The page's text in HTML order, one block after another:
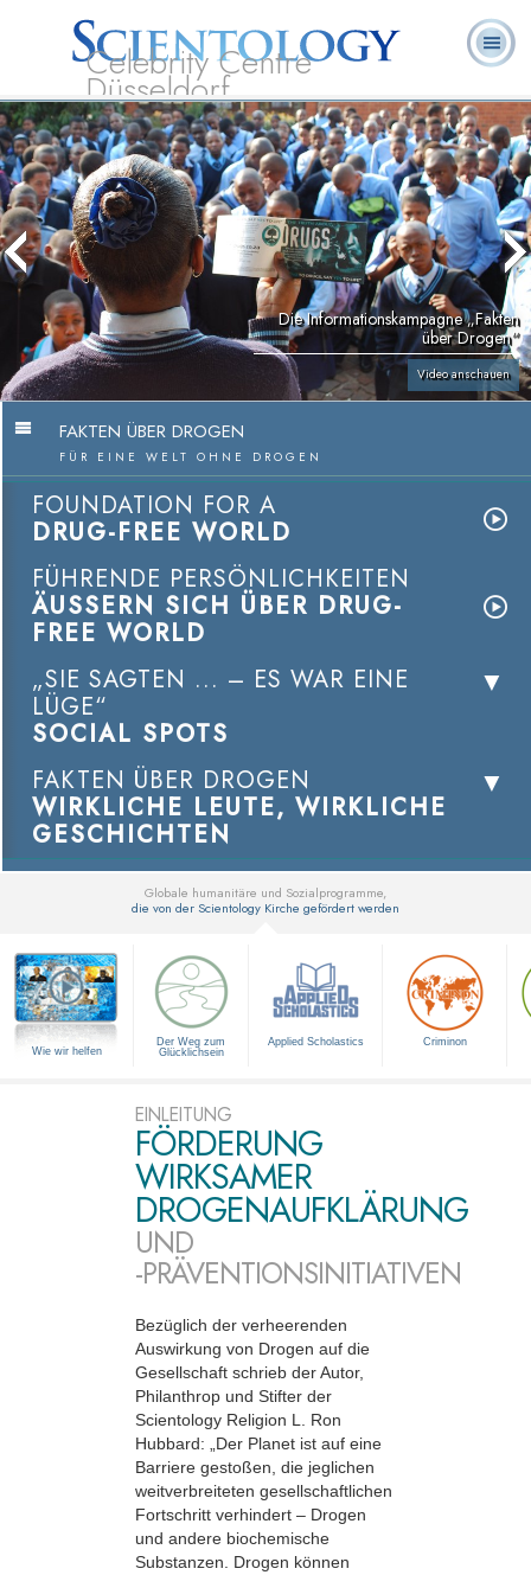
Celebrity Centre
Düsseldorf
L. Ron
Hubbard
Was ist
Scientology?
Ehrenamtliche
Geistliche
Häufig gestellte
Fragen
Bücher
Die Informations­kampagne „Fakten
über Drogen“
Video anschauen
FAKTEN ÜBER DROGEN
FÜR EINE WELT OHNE DROGEN
FOUNDATION FOR A
DRUG-FREE WORLD
FÜHRENDE PERSÖNLICHKEITEN
ÄUSSERN SICH ÜBER DRUG-
FREE WORLD
„SIE SAGTEN ... – ES WAR EINE
LÜGE“
SOCIAL SPOTS
FAKTEN ÜBER DROGEN
WIRKLICHE LEUTE, WIRKLICHE
GESCHICHTEN
Globale humanitäre und Sozialprogramme,
die von der Scientology Kirche gefördert werden
Wie wir helfen
Der Weg zum
Glücklichsein
Applied Scholastics Criminon
EINLEITUNG
FÖRDERUNG
WIRKSAMER
DROGENAUFKLÄRUNG
UND
-PRÄVENTIONSINITIATIVEN
Bezüglich der verheerenden
Auswirkung von Drogen auf die
Gesellschaft schrieb der Autor,
Philanthrop und Stifter der
Scientology Religion L. Ron
Hubbard: „Der Planet ist auf eine
Barriere gestoßen, die jeglichen
weitverbreiteten gesellschaftlichen
Fortschritt verhindert – Drogen
und andere biochemische
Substanzen. Drogen können